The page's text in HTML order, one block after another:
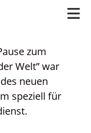
zum
Welt” war
neuen
speziell für